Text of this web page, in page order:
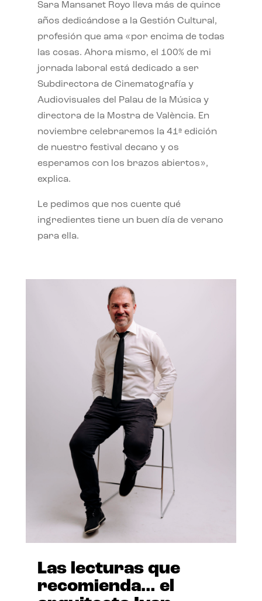
Sara Mansanet Royo lleva más de quince
años dedicándose a la Gestión Cultural,
profesión que ama «por encima de todas
las cosas. Ahora mismo, el 100% de mi
jornada laboral está dedicado a ser
Subdirectora de Cinematografía y
Audiovisuales del Palau de la Música y
directora de la Mostra de València. En
noviembre celebraremos la 41ª edición
de nuestro festival decano y os
esperamos con los brazos abiertos»,
explica.
Le pedimos que nos cuente qué
ingredientes tiene un buen día de verano
para ella.
Las lecturas que
recomienda… el